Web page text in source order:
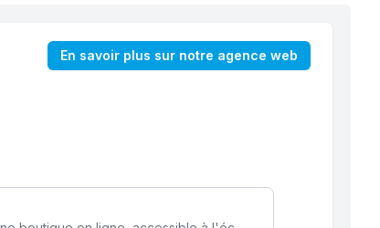
En savoir plus sur notre agence web